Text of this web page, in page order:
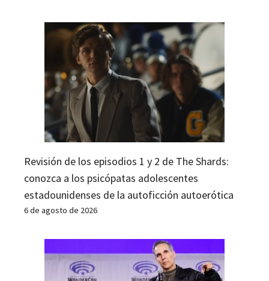
Revisión de los episodios 1 y 2 de The Shards:
conozca a los psicópatas adolescentes
estadounidenses de la autoficción autoerótica
6 de agosto de 2026